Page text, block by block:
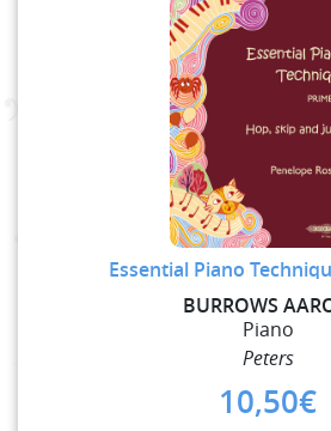
Essential Piano
BURROWS
Piano
Peters
10,50€